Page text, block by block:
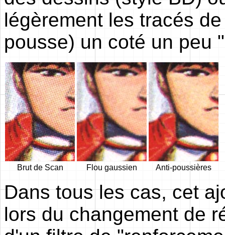
légèrement les tracés
pousse) un coté un peu
Brut de Scan Flou gaussien Anti-poussières
Dans tous les cas, cet
lors du changement de